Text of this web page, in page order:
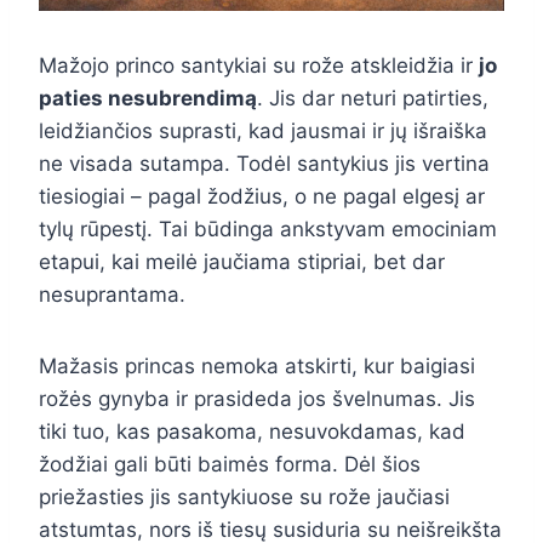
Mažojo princo santykiai su rože atskleidžia ir jo
paties nesubrendimą. Jis dar neturi patirties,
leidžiančios suprasti, kad jausmai ir jų išraiška
ne visada sutampa. Todėl santykius jis vertina
tiesiogiai – pagal žodžius, o ne pagal elgesį ar
tylų rūpestį. Tai būdinga ankstyvam emociniam
etapui, kai meilė jaučiama stipriai, bet dar
nesuprantama.
Mažasis princas nemoka atskirti, kur baigiasi
rožės gynyba ir prasideda jos švelnumas. Jis
tiki tuo, kas pasakoma, nesuvokdamas, kad
žodžiai gali būti baimės forma. Dėl šios
priežasties jis santykiuose su rože jaučiasi
atstumtas, nors iš tiesų susiduria su neišreikšta